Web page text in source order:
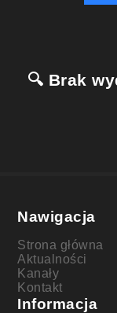
🔍 Brak
Nawigacja
Strona główna
Aktualności
Kanały
Kontakt
Informacja